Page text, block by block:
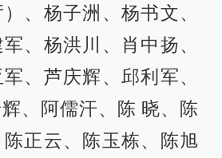
、杨子洲、杨书文、
、杨洪川、肖中扬、
、芦庆辉、邱利军、
、阿儒汗、陈 晓、陈
正云、陈玉栋、陈旭